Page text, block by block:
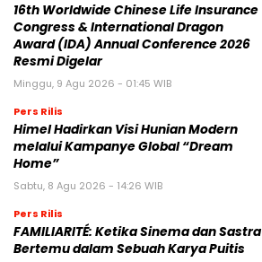
16th Worldwide Chinese Life Insurance
Congress & International Dragon
Award (IDA) Annual Conference 2026
Resmi Digelar
Minggu, 9 Agu 2026 - 01:45 WIB
Pers Rilis
Himel Hadirkan Visi Hunian Modern
melalui Kampanye Global “Dream
Home”
Sabtu, 8 Agu 2026 - 14:26 WIB
Pers Rilis
FAMILIARITÉ: Ketika Sinema dan Sastra
Bertemu dalam Sebuah Karya Puitis